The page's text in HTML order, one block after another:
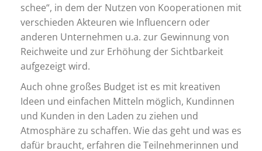
schee“, in dem der Nutzen von Kooperationen mit
verschieden Akteuren wie Influencern oder
anderen Unternehmen u.a. zur Gewinnung von
Reichweite und zur Erhöhung der Sichtbarkeit
aufgezeigt wird.
Auch ohne großes Budget ist es mit kreativen
Ideen und einfachen Mitteln möglich, Kundinnen
und Kunden in den Laden zu ziehen und
Atmosphäre zu schaffen. Wie das geht und was es
dafür braucht, erfahren die Teilnehmerinnen und